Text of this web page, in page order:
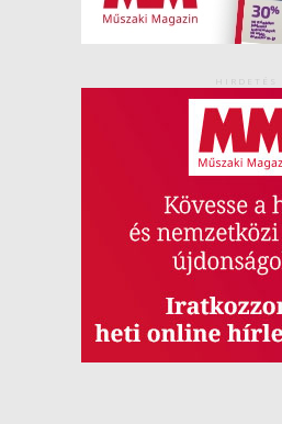
HIRDETÉS